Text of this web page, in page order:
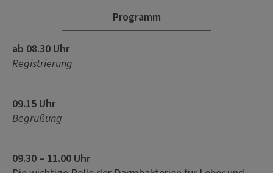
Programm
ab 08.30 Uhr
Registrierung
09.15 Uhr
Begrüßung
09.30 – 11.00 Uhr